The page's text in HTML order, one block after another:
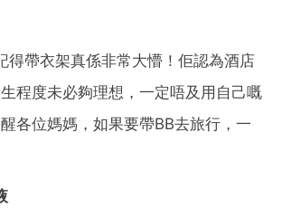
得帶衣架真係非常大懵！佢認為酒店
程度未必夠理想，一定唔及用自己嘅
各位媽媽，如果要帶BB去旅行，一